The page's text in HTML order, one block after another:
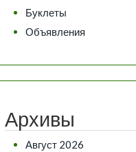
Буклеты
Объявления
Архивы
Август 2026